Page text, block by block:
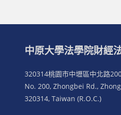
中原大學法學院財經
320314桃園市中壢區中北路
No. 200, Zhongbei Rd.,
320314, Taiwan (R.O.C.)